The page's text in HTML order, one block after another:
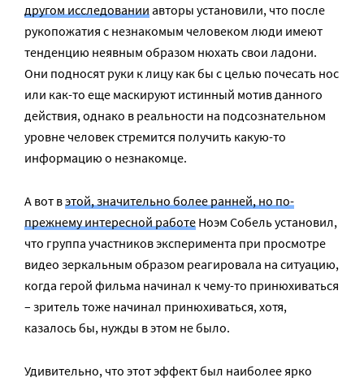
другом исследовании авторы установили, что после
рукопожатия с незнакомым человеком люди имеют
тенденцию неявным образом нюхать свои ладони.
Они подносят руки к лицу как бы с целью почесать нос
или как-то еще маскируют истинный мотив данного
действия, однако в реальности на подсознательном
уровне человек стремится получить какую-то
информацию о незнакомце.
А вот вэтой, значительно более ранней, но по-
прежнему интересной работе Ноэм Собель установил,
что группа участников эксперимента при просмотре
видео зеркальным образом реагировала на ситуацию,
когда герой фильма начинал к чему-то принюхиваться
– зритель тоже начинал принюхиваться, хотя,
казалось бы, нужды в этом не было.
Удивительно, что этот эффект был наиболее ярко